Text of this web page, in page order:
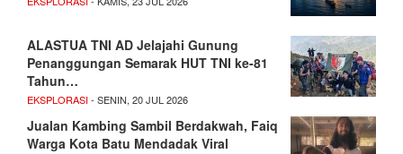
ALASTUA TNI AD Jelajahi Gunung
Penanggungan Semarak HUT TNI ke-81
Tahun…
EKSPLORASI- SENIN, 20 JUL 2026
Jualan Kambing Sambil Berdakwah, Faiq
Warga Kota Batu Mendadak Viral